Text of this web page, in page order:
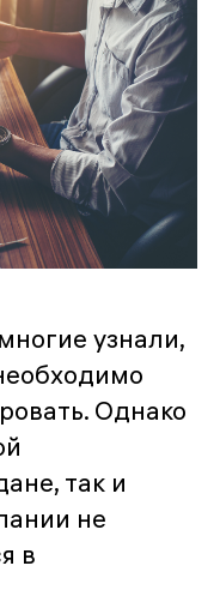
узнали,
Однако
так и
не
в